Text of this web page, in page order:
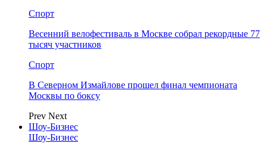
Спорт
Весенний велофестиваль в Москве собрал рекордные 77
тысяч участников
Спорт
В Северном Измайлове прошел финал чемпионата
Москвы по боксу
Prev Next
Шоу-Бизнес
Шоу-Бизнес